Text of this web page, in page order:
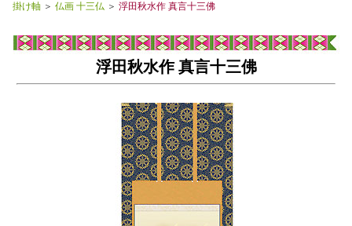
掛け軸 ＞ 仏画 十三仏 ＞ 浮田秋水作 真言十三佛
浮田秋水作 真言十三佛